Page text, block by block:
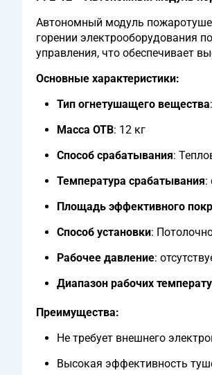
Автономный модуль
горении электрооборудования
управления, что обеспечивает
Основные характеристики:
Тип огнетушащего вещества
Масса ОТВ: 12 кг
Способ срабатывания:
Температура срабатывания:
Площадь эффективного
Способ установки:
Рабочее давление:
Диапазон рабочих
Преимущества:
Не требует внешнего
Высокая эффективность